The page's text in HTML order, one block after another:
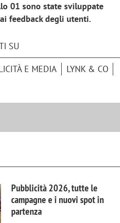
01 sono state sviluppate
feedback degli utenti.
SU
E MEDIA
LYNK & CO
Pubblicità 2026, tutte le
campagne e i nuovi spot in
partenza